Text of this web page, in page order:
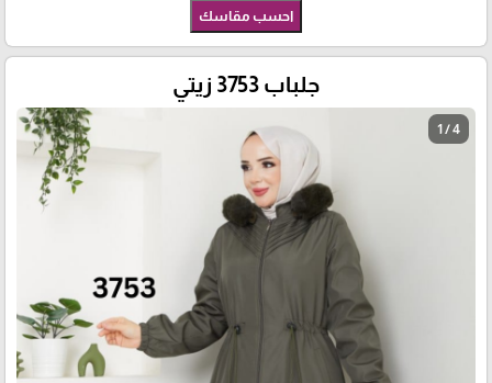
احسب مقاسك
جلباب 3753 زيتي
1 / 4